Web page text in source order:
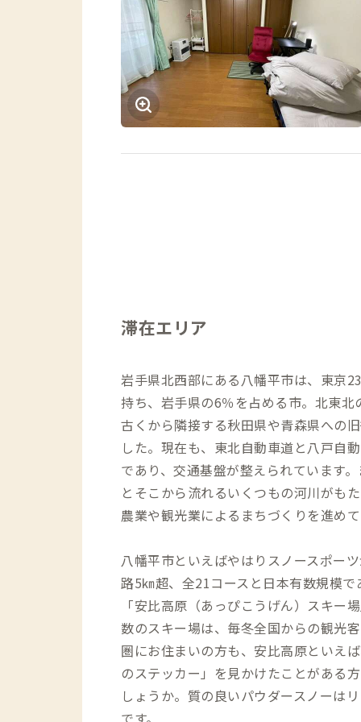
滞在エリア
岩手県北西部にある八幡平市は、東京
持ち、岩手県の6％を占める市。北東北
古くから隣接する秋田県や青森県への
した。現在も、東北自動車道と八戸自
であり、交通基盤が整えられています
とそこから流れるいくつもの河川がも
農業や観光業によるまちづくりを進め
八幡平市といえばやはりスノースポー
路5㎞超、全21コースと日本有数規模
「安比高原（あっぴこうげん）スキー
数のスキー場は、毎冬全国からの観光
圏にお住まいの方も、安比高原といえ
のステッカー」を見かけたことがある
しょうか。質の良いパウダースノーは
です。